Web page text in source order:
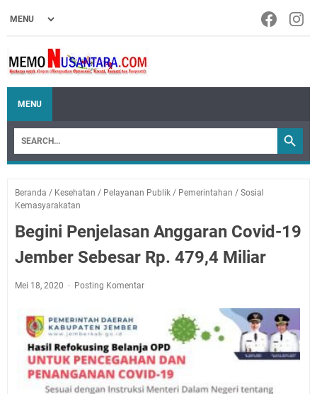
MENU
Beranda / Kesehatan / Pelayanan Publik / Pemerintahan / Sosial
Kemasyarakatan
Begini Penjelasan Anggaran Covid-19
Jember Sebesar Rp. 479,4 Miliar
Mei 18, 2020 Posting Komentar